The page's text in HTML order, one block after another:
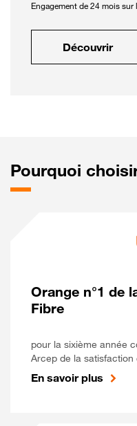
Engagement de 24 mois sur
Découvrir
Pourquoi
Orange n°1 de
Fibre
pour la sixième année
Arcep de la satisfaction
En savoir plus